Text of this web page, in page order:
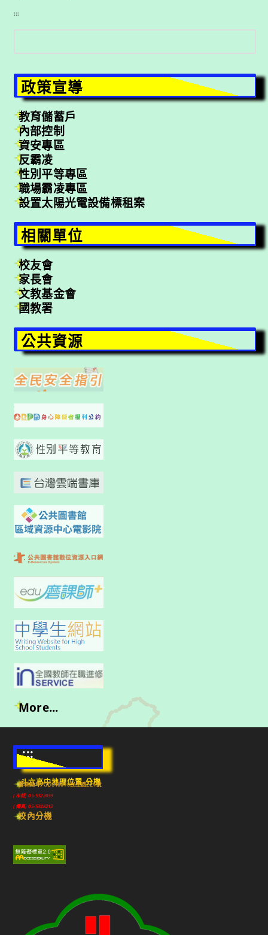
:::
尋
政策宣導
教育儲蓄戶
內部控制
資安專區
反霸凌
性別平等專區
職場霸凌專區
設置太陽光電設備標租案
相關單位
校友會
家長會
文教基金會
國教署
公共資源
More...
:::
斗六高中地理位置-分機
雲林縣斗六市640010民生路224號
(市話) 05-5322039
(傳真) 05-5348213
校內分機